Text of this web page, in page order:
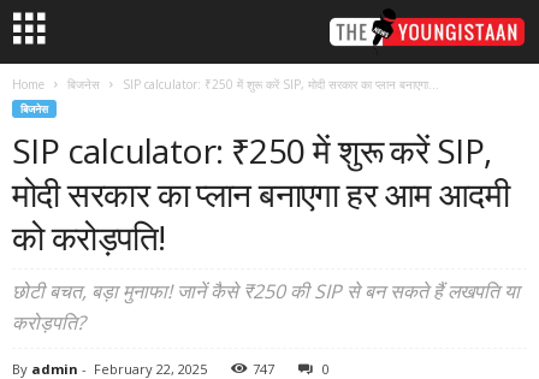
Home बिजनेस SIP calculator: ₹250 में शुरू करें SIP, मोदी सरकार का प्लान बनाएगा...
बिजनेस
SIP calculator: ₹250 में शुरू करें SIP,
मोदी सरकार का प्लान बनाएगा हर आम आदमी
को करोड़पति!
छोटी बचत, बड़ा मुनाफा! जानें कैसे ₹250 की SIP से बन सकते हैं लखपति या
करोड़पति?
By admin - February 22, 2025 747 0